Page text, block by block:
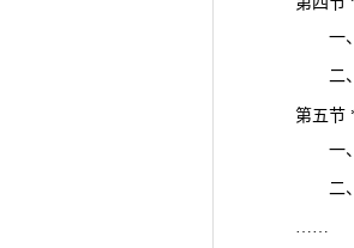
一、市
二、市
第五节
一、市
二、市
……